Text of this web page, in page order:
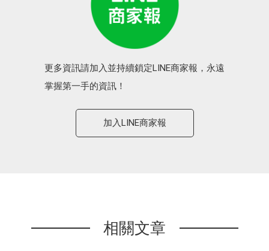
更多資訊請加入並持續鎖定LINE商家報，永遠
掌握第一手的資訊！
加入LINE商家報
相關文章